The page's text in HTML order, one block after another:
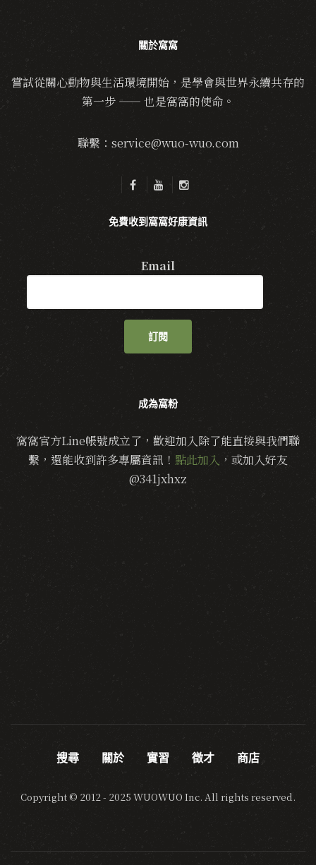
關於窩窩
嘗試從關心動物與生活環境開始，是學會與世界永續共存的
第一步 —— 也是窩窩的使命。
聯繫：service@wuo-wuo.com
免費收到窩窩好康資訊
Email
訂閱
成為窩粉
窩窩官方Line帳號成立了，歡迎加入除了能直接與我們聯
繫，還能收到許多專屬資訊！ 點此加入 ，或加入好友
@341jxhxz
搜尋 關於 實習 徵才 商店
Copyright © 2012 - 2025 WUOWUO Inc. All rights reserved.